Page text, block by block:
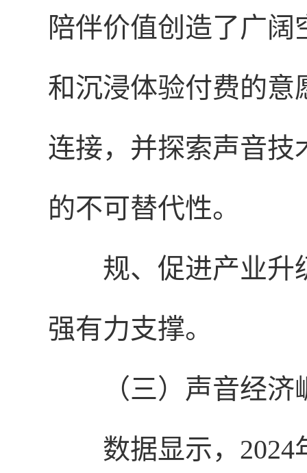
陪伴价值创造了广
和沉浸体验付费的意
连接，并探索声音技
的不可替代性。
规、促进产业升
强有力支撑。
（三）声音经济
数据显示，